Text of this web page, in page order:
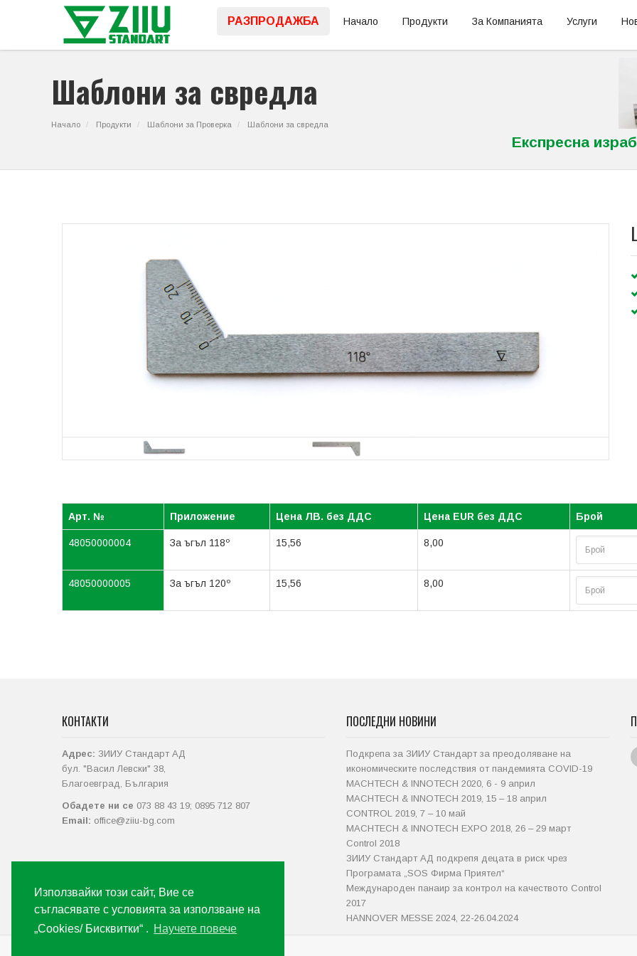
Използвайки този сайт, Вие се
съгласявате с условията за използване на
„Cookies/ Бисквитки“ . Научете повече
РАЗПРОДАЖБА Начало Продукти За Компанията Услуги
Шаблони за свредла
Начало Продукти Шаблони за Проверка Шаблони за свредла
Експресна
Арт. № Приложение Цена ЛВ. без ДДС Цена EUR без ДДС Брой
48050000004 За ъгъл 118º 15,56 8,00
48050000005 За ъгъл 120º 15,56 8,00
КОНТАКТИ
Адрес: ЗИИУ Стандарт АД
бул. "Васил Левски" 38,
Благоевград, България
Обадете ни се 073 88 43 19; 0895 712 807
Email: office@ziiu-bg.com
ПОСЛЕДНИ НОВИНИ
Подкрепа за ЗИИУ Стандарт за преодоляване на
икономическите последствия от пандемията COVID-19
MACHTECH & INNOTECH 2020, 6 - 9 април
MACHTECH & INNOTECH 2019, 15 – 18 април
CONTROL 2019, 7 – 10 май
MACHTECH & INNOTECH EXPO 2018, 26 – 29 март
Control 2018
ЗИИУ Стандарт АД подкрепя децата в риск чрез
Програмата „SOS Фирма Приятел“
Международен панаир за контрол на качеството Control
2017
HANNOVER MESSE 2024, 22-26.04.2024